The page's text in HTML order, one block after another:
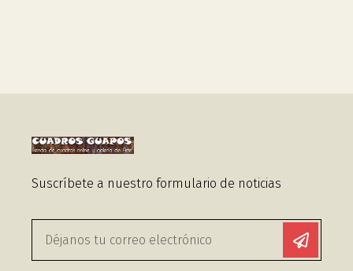
Suscríbete a nuestro formulario de noticias